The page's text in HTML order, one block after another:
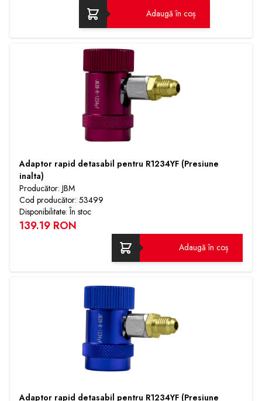
Adaugă în coș
Adaptor rapid detasabil pentru R1234YF (Presiune
inalta)
Producător: JBM
Cod producător: 53499
Disponibilitate: În stoc
139.19 RON
Adaugă în coș
Adaptor rapid detasabil pentru R1234YF (Presiune